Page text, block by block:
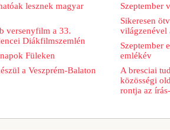
lesznek magyar
versenyfilm a 33.
Diákfilmszemlén
Füleken
a Veszprém-Balaton
Szeptember
Sikeresen
világzenével
Szeptember
emlékév
A bresciai
közösségi
rontja az